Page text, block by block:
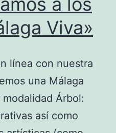
Viva»
línea con nuestra
una Málaga
Árbol:
así como